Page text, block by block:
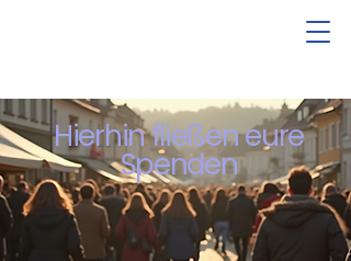
Hierhin fließen eure
Spenden